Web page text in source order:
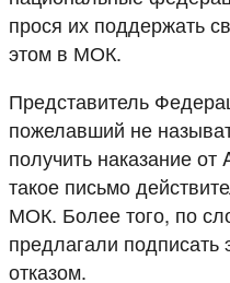
прося их поддержать
этом в МОК.
Представитель
пожелавший не
получить наказание
такое письмо
МОК. Более того, по
предлагали подписать
отказом.